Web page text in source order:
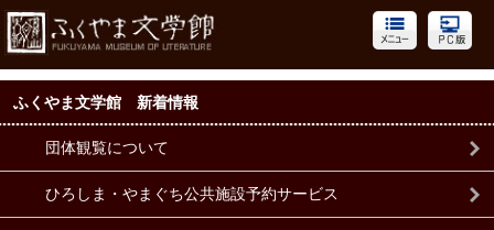
ふくやま文学館 新着情報
団体観覧について
ひろしま・やまぐち公共施設予約サービス